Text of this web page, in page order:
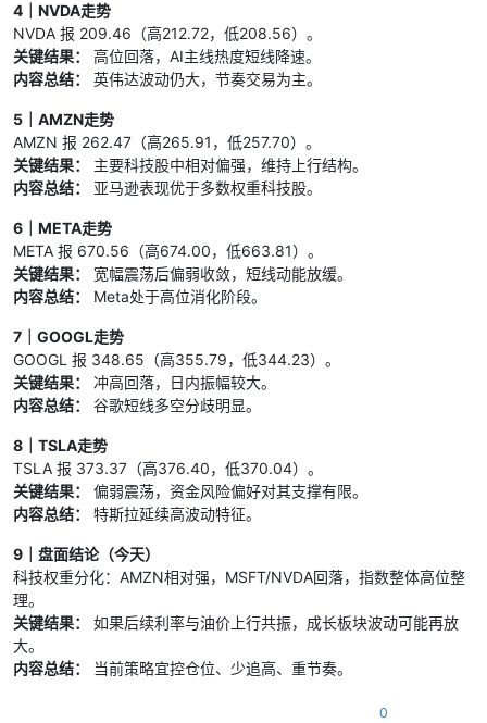
9）未来数日观察点明确：海峡条款、停火文
本、美国授权进展、俄乌验证机制将主导波动。
关键结果：市场将围绕“条款细节”而非口头表态
定价。
4｜NVDA走势
NVDA 报 209.46（高212.72，低208.56）。
关键结果：
高位回落，AI主线热度短线降速。
内容总结：
英伟达波动仍大，节奏交易为主。
5｜AMZN走势
AMZN 报 262.47（高265.91，低257.70）。
关键结果：
主要科技股中相对偏强，维持上行结构。
内容总结：
亚马逊表现优于多数权重科技股。
6｜META走势
META 报 670.56（高674.00，低663.81）。
关键结果：
宽幅震荡后偏弱收敛，短线动能放缓。
内容总结：
Meta处于高位消化阶段。
7｜GOOGL走势
GOOGL 报 348.65（高355.79，低344.23）。
关键结果：
冲高回落，日内振幅较大。
内容总结：
谷歌短线多空分歧明显。
8｜TSLA走势
TSLA 报 373.37（高376.40，低370.04）。
关键结果：
偏弱震荡，资金风险偏好对其支撑有限。
内容总结：
特斯拉延续高波动特征。
9｜盘面结论（今天）
科技权重分化：AMZN相对强，MSFT/NVDA回落，指数整体高位整
理。
关键结果：
如果后续利率与油价上行共振，成长板块波动可能再放
大。
内容总结：
当前策略宜控仓位、少追高、重节奏。
0